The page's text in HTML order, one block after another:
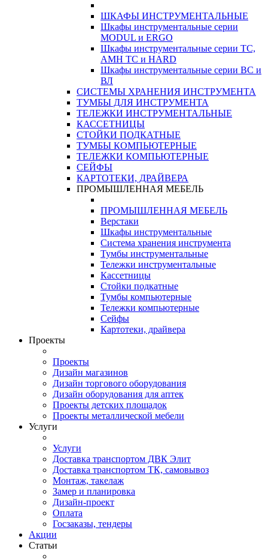
ШКАФЫ ИНСТРУМЕНТАЛЬНЫЕ
Шкафы инструментальные серии
MODUL и ERGO
Шкафы инструментальные серии ТС,
АМН ТС и HARD
Шкафы инструментальные серии ВС и
ВЛ
СИСТЕМЫ ХРАНЕНИЯ ИНСТРУМЕНТА
ТУМБЫ ДЛЯ ИНСТРУМЕНТА
ТЕЛЕЖКИ ИНСТРУМЕНТАЛЬНЫЕ
КАССЕТНИЦЫ
СТОЙКИ ПОДКАТНЫЕ
ТУМБЫ КОМПЬЮТЕРНЫЕ
ТЕЛЕЖКИ КОМПЬЮТЕРНЫЕ
СЕЙФЫ
КАРТОТЕКИ, ДРАЙВЕРА
ПРОМЫШЛЕННАЯ МЕБЕЛЬ
ПРОМЫШЛЕННАЯ МЕБЕЛЬ
Верстаки
Шкафы инструментальные
Система хранения инструмента
Тумбы инструментальные
Тележки инструментальные
Кассетницы
Стойки подкатные
Тумбы компьютерные
Тележки компьютерные
Сейфы
Картотеки, драйвера
Проекты
Проекты
Дизайн магазинов
Дизайн торгового оборудования
Дизайн оборудования для аптек
Проекты детских площадок
Проекты металлической мебели
Услуги
Услуги
Доставка транспортом ДВК Элит
Доставка транспортом ТК, самовывоз
Монтаж, такелаж
Замер и планировка
Дизайн-проект
Оплата
Госзаказы, тендеры
Акции
Статьи